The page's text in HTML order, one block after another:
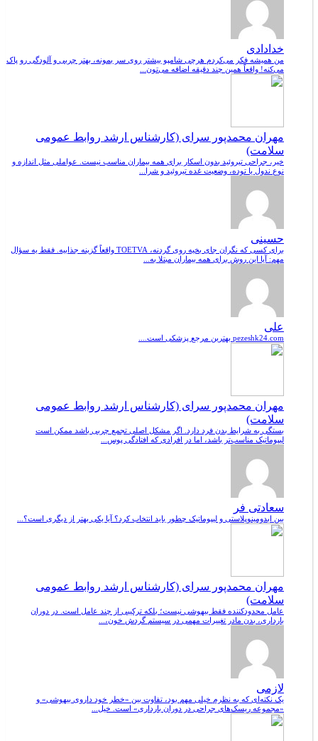
خدادادی
من همیشه فکر می‌کردم هرچی شامپو بیشتر روی سر بمونه، بهتر چربی و آلودگی رو پاک
می‌کنه! واقعاً همین چند دقیقه اضافه می‌تون...
مهران محمدپور سرای (کارشناس ارشد روابط عمومی
سلامت)
خیر، جراحی تیروئید بدون اسکار برای همه بیماران مناسب نیست. عواملی مثل اندازه و
نوع ندول یا توده، وضعیت غده تیروئید و شرا...
حسینی
برای کسی که نگران جای بخیه روی گردنه، TOETVA واقعاً گزینه جذابیه. فقط یه سؤال
مهم: آیا این روش برای همه بیماران مبتلا به...
علی
pezeshk24.com بهترین مرجع پزشکی است....
مهران محمدپور سرای (کارشناس ارشد روابط عمومی
سلامت)
بستگی به شرایط بدن فرد دارد. اگر مشکل اصلی تجمع چربی باشد ممکن است
لیپوماتیک مناسب‌تر باشد، اما در افرادی که افتادگی پوس...
سعادتی فر
بین ابدومینوپلاستی و لیپوماتیک چطور باید انتخاب کرد؟ آیا یکی بهتر از دیگری است؟...
مهران محمدپور سرای (کارشناس ارشد روابط عمومی
سلامت)
عامل محدودکننده فقط بیهوشی نیست؛ بلکه ترکیبی از چند عامل است. در دوران
بارداری، بدن مادر تغییرات مهمی در سیستم گردش خون،...
لازمی
یک نکته‌ای که به نظرم خیلی مهم بود، تفاوت بین «خطر خود داروی بیهوشی» و
«مجموعه ریسک‌های جراحی در دوران بارداری» است. خیل...